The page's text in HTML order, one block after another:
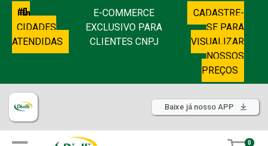
CIDADES
ATENDIDAS
E-COMMERCE
EXCLUSIVO PARA
CLIENTES CNPJ
CADASTRE-
SE PARA
VISUALIZAR
NOSSOS
PREÇOS
Baixe já nosso APP
0